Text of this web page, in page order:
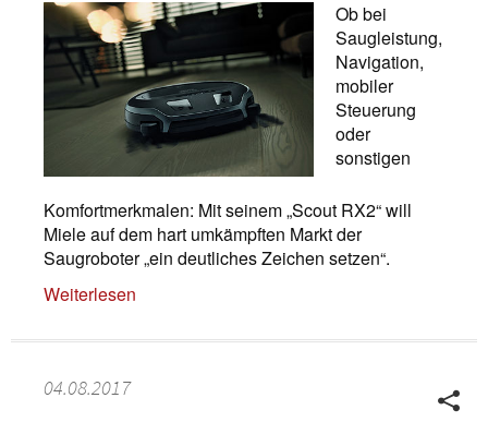
Ob bei
Saugleistung,
Navigation,
mobiler
Steuerung
oder
sonstigen
Komfortmerkmalen: Mit seinem „Scout RX2“ will
Miele auf dem hart umkämpften Markt der
Saugroboter „ein deutliches Zeichen setzen“.
Weiterlesen
04.08.2017